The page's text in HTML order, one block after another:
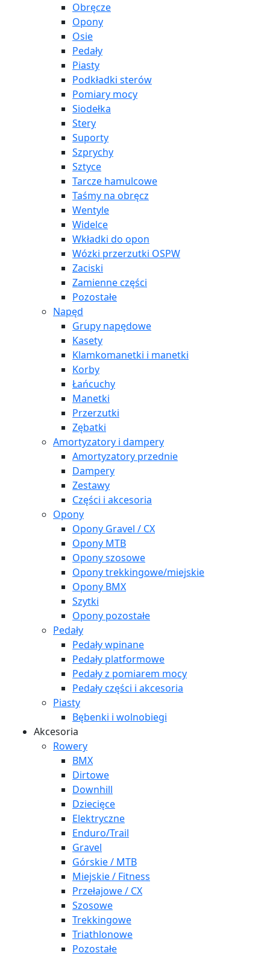
Obręcze
Opony
Osie
Pedały
Piasty
Podkładki sterów
Pomiary mocy
Siodełka
Stery
Suporty
Szprychy
Sztyce
Tarcze hamulcowe
Taśmy na obręcz
Wentyle
Widelce
Wkładki do opon
Wózki przerzutki OSPW
Zaciski
Zamienne części
Pozostałe
Napęd
Grupy napędowe
Kasety
Klamkomanetki i manetki
Korby
Łańcuchy
Manetki
Przerzutki
Zębatki
Amortyzatory i dampery
Amortyzatory przednie
Dampery
Zestawy
Części i akcesoria
Opony
Opony Gravel / CX
Opony MTB
Opony szosowe
Opony trekkingowe/miejskie
Opony BMX
Szytki
Opony pozostałe
Pedały
Pedały wpinane
Pedały platformowe
Pedały z pomiarem mocy
Pedały części i akcesoria
Piasty
Bębenki i wolnobiegi
Akcesoria
Rowery
BMX
Dirtowe
Downhill
Dziecięce
Elektryczne
Enduro/Trail
Gravel
Górskie / MTB
Miejskie / Fitness
Przełajowe / CX
Szosowe
Trekkingowe
Triathlonowe
Pozostałe